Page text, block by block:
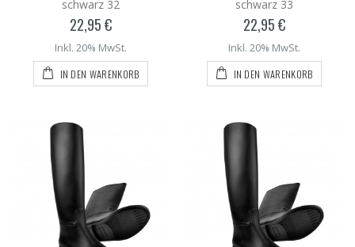
schwarz 32
22,95 €
Inkl. 20% MwSt.
IN DEN WARENKORB
schwarz 33
22,95 €
Inkl. 20% MwSt.
IN DEN WARENKORB